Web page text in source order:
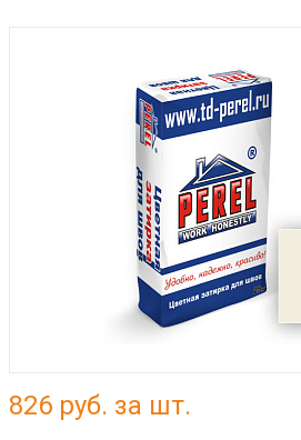
826 руб. за шт.